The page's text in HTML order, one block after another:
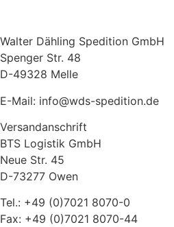
Walter Dähling Spedition GmbH
Spenger Str. 48
D-49328 Melle
E-Mail: info@wds-spedition.de
Versandanschrift
BTS Logistik GmbH
Neue Str. 45
D-73277 Owen
Tel.: +49 (0)7021 8070-0
Fax: +49 (0)7021 8070-44